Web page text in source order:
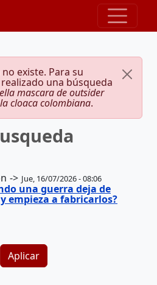
existe. Para su
una búsqueda
mascara de outsider
cloaca colombiana.
Jue, 16/07/2026 - 08:06
una guerra deja de
empieza a fabricarlos?